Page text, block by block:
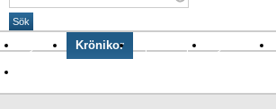
Nyheter Krönikor Sport & spel Nyhetsbrev